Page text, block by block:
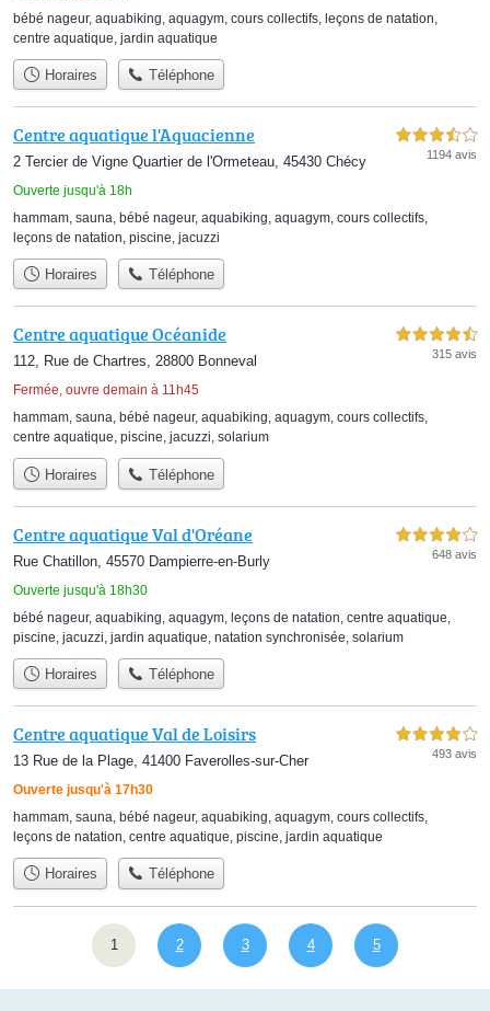
bébé nageur, aquabiking aquagym cours collectifs leçons de natation
centre aquatique jardin aquatique
Horaires Téléphone
Centre aquatique l'Aquacienne
2 Tercier de Vigne Quartier de l'Ormeteau, 45430 Chécy
Ouverte jusqu'à 18h
3,5 étoiles sur 5
1194 avis
hammam, sauna, bébé nageur, aquabiking, aquagym, cours collectifs,
leçons de natation, piscine, jacuzzi
Horaires Téléphone
Centre aquatique Océanide
112, Rue de Chartres, 28800 Bonneval
Fermée, ouvre demain à 11h45
4,5 étoiles sur 5
315 avis
hammam, sauna, bébé nageur, aquabiking, aquagym, cours collectifs,
centre aquatique, piscine, jacuzzi, solarium
Horaires Téléphone
Centre aquatique Val d'Oréane
Rue Chatillon, 45570 Dampierre-en-Burly
Ouverte jusqu'à 18h30
4,0 étoiles sur 5
648 avis
bébé nageur, aquabiking aquagym leçons de natation centre aquatique
piscine jacuzzi jardin aquatique natation synchronisée solarium
Horaires Téléphone
Centre aquatique Val de Loisirs
13 Rue de la Plage, 41400 Faverolles-sur-Cher
Ouverte jusqu'à 17h30
4,0 étoiles sur 5
493 avis
hammam, sauna, bébé nageur, aquabiking, aquagym, cours collectifs,
leçons de natation, centre aquatique, piscine, jardin aquatique
Horaires Téléphone
1 2 3 4 5